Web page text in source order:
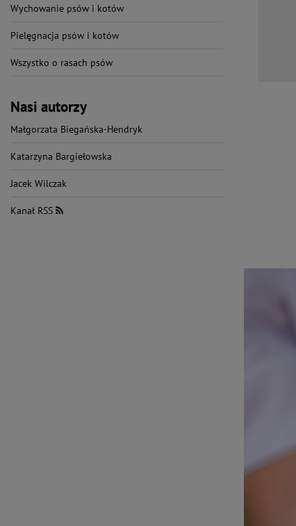
Wychowanie psów i kotów
Pielęgnacja psów i kotów
Wszystko o rasach psów
Nasi autorzy
Małgorzata Biegańska-Hendryk
Katarzyna Bargiełowska
Jacek Wilczak
Kanał RSS